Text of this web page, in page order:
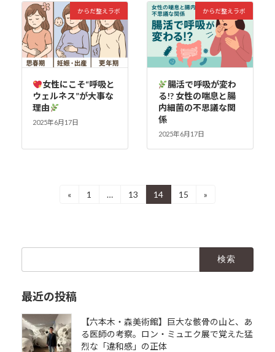
からだ整えラボ
女性にこそ“呼吸と
ウェルネス”が大事な
理由
2025年6月17日
からだ整えラボ
腸活で呼吸が変わ
る!? 女性の喘息と腸
内細菌の不思議な関
係
2025年6月17日
ー
ジ
送
り
«
固
1 …
固
13
固
定
14
固
15 »
最近の投稿
【六本木・森美術館】巨大な骸骨の山と、あ
る医師の考察。ロン・ミュエク展で覚えた猛
烈な「違和感」の正体